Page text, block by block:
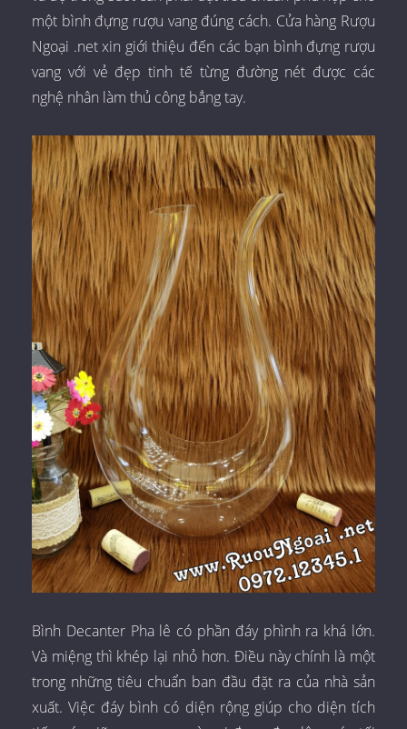
một bình đựng rượu vang đúng cách. Cửa hàng Rượu
Ngoại .net xin giới thiệu đến các bạn bình đựng rượu
vang với vẻ đẹp tinh tế từng đường nét được các
nghệ nhân làm thủ công bẳng tay.
Bình Decanter Pha lê có phần đáy phình ra khá lớn.
Và miệng thì khép lại nhỏ hơn. Điều này chính là một
trong những tiêu chuẩn ban đầu đặt ra của nhà sản
xuất. Việc đáy bình có diện rộng giúp cho diện tích